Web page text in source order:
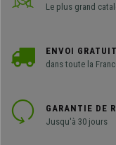
Le plus grand
ENVOI
dans toute la
GARANTIE DE
Jusqu'à 30 jours